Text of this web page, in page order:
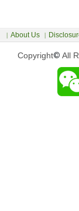
Copyright© All
| About Us |